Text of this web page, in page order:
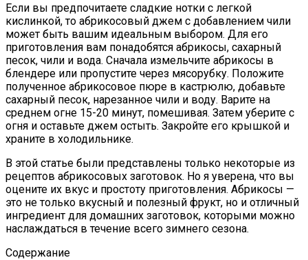
Если вы предпочитаете сладкие нотки с легкой
кислинкой, то абрикосовый джем с добавлением чили
может быть вашим идеальным выбором. Для его
приготовления вам понадобятся абрикосы, сахарный
песок, чили и вода. Сначала измельчите абрикосы в
блендере или пропустите через мясорубку. Положите
полученное абрикосовое пюре в кастрюлю, добавьте
сахарный песок, нарезанное чили и воду. Варите на
среднем огне 15-20 минут, помешивая. Затем уберите с
огня и оставьте джем остыть. Закройте его крышкой и
храните в холодильнике.
В этой статье были представлены только некоторые из
рецептов абрикосовых заготовок. Но я уверена, что вы
оцените их вкус и простоту приготовления. Абрикосы —
это не только вкусный и полезный фрукт, но и отличный
ингредиент для домашних заготовок, которыми можно
наслаждаться в течение всего зимнего сезона.
Содержание